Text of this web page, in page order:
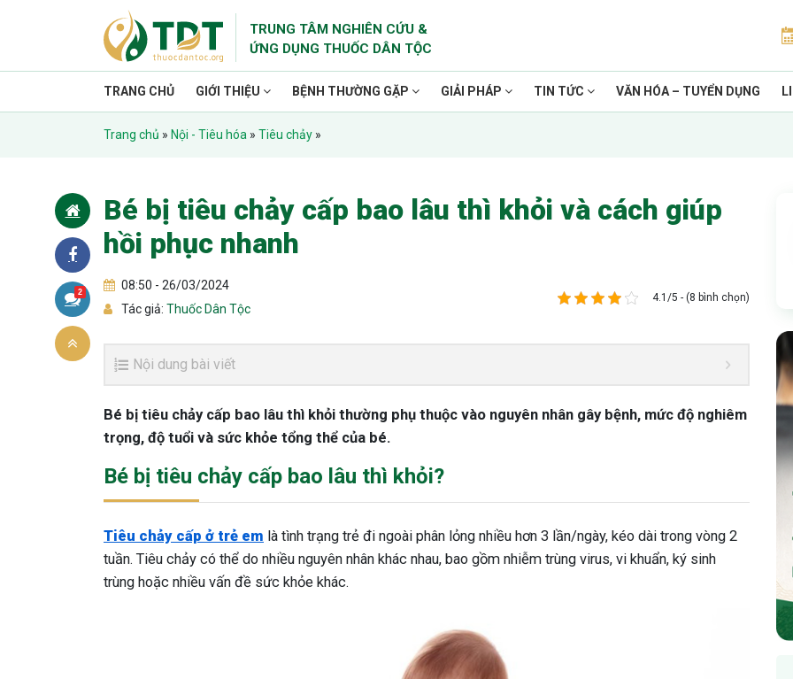
TRUNG TÂM NGHIÊN CỨU &
ỨNG DỤNG THUỐC DÂN TỘC
TRANG CHỦ GIỚI THIỆU BỆNH THƯỜNG GẶP GIẢI PHÁP TIN TỨC VĂN HÓA – TUYỂN DỤNG
Trang chủ » Nội - Tiêu hóa » Tiêu chảy »
Bé bị tiêu chảy cấp bao lâu thì khỏi và cách giúp
hồi phục nhanh
08:50 - 26/03/2024
Tác giả: Thuốc Dân Tộc
4.1/5 - (8 bình chọn)
2
Nội dung bài viết
Bé bị tiêu chảy cấp bao lâu thì khỏi thường phụ thuộc vào nguyên nhân gây bệnh, mức độ nghiêm
trọng, độ tuổi và sức khỏe tổng thể của bé.
Bé bị tiêu chảy cấp bao lâu thì khỏi?
Tiêu chảy cấp ở trẻ em là tình trạng trẻ đi ngoài phân lỏng nhiều hơn 3 lần/ngày, kéo dài trong vòng 2
tuần. Tiêu chảy có thể do nhiều nguyên nhân khác nhau, bao gồm nhiễm trùng virus, vi khuẩn, ký sinh
trùng hoặc nhiều vấn đề sức khỏe khác.